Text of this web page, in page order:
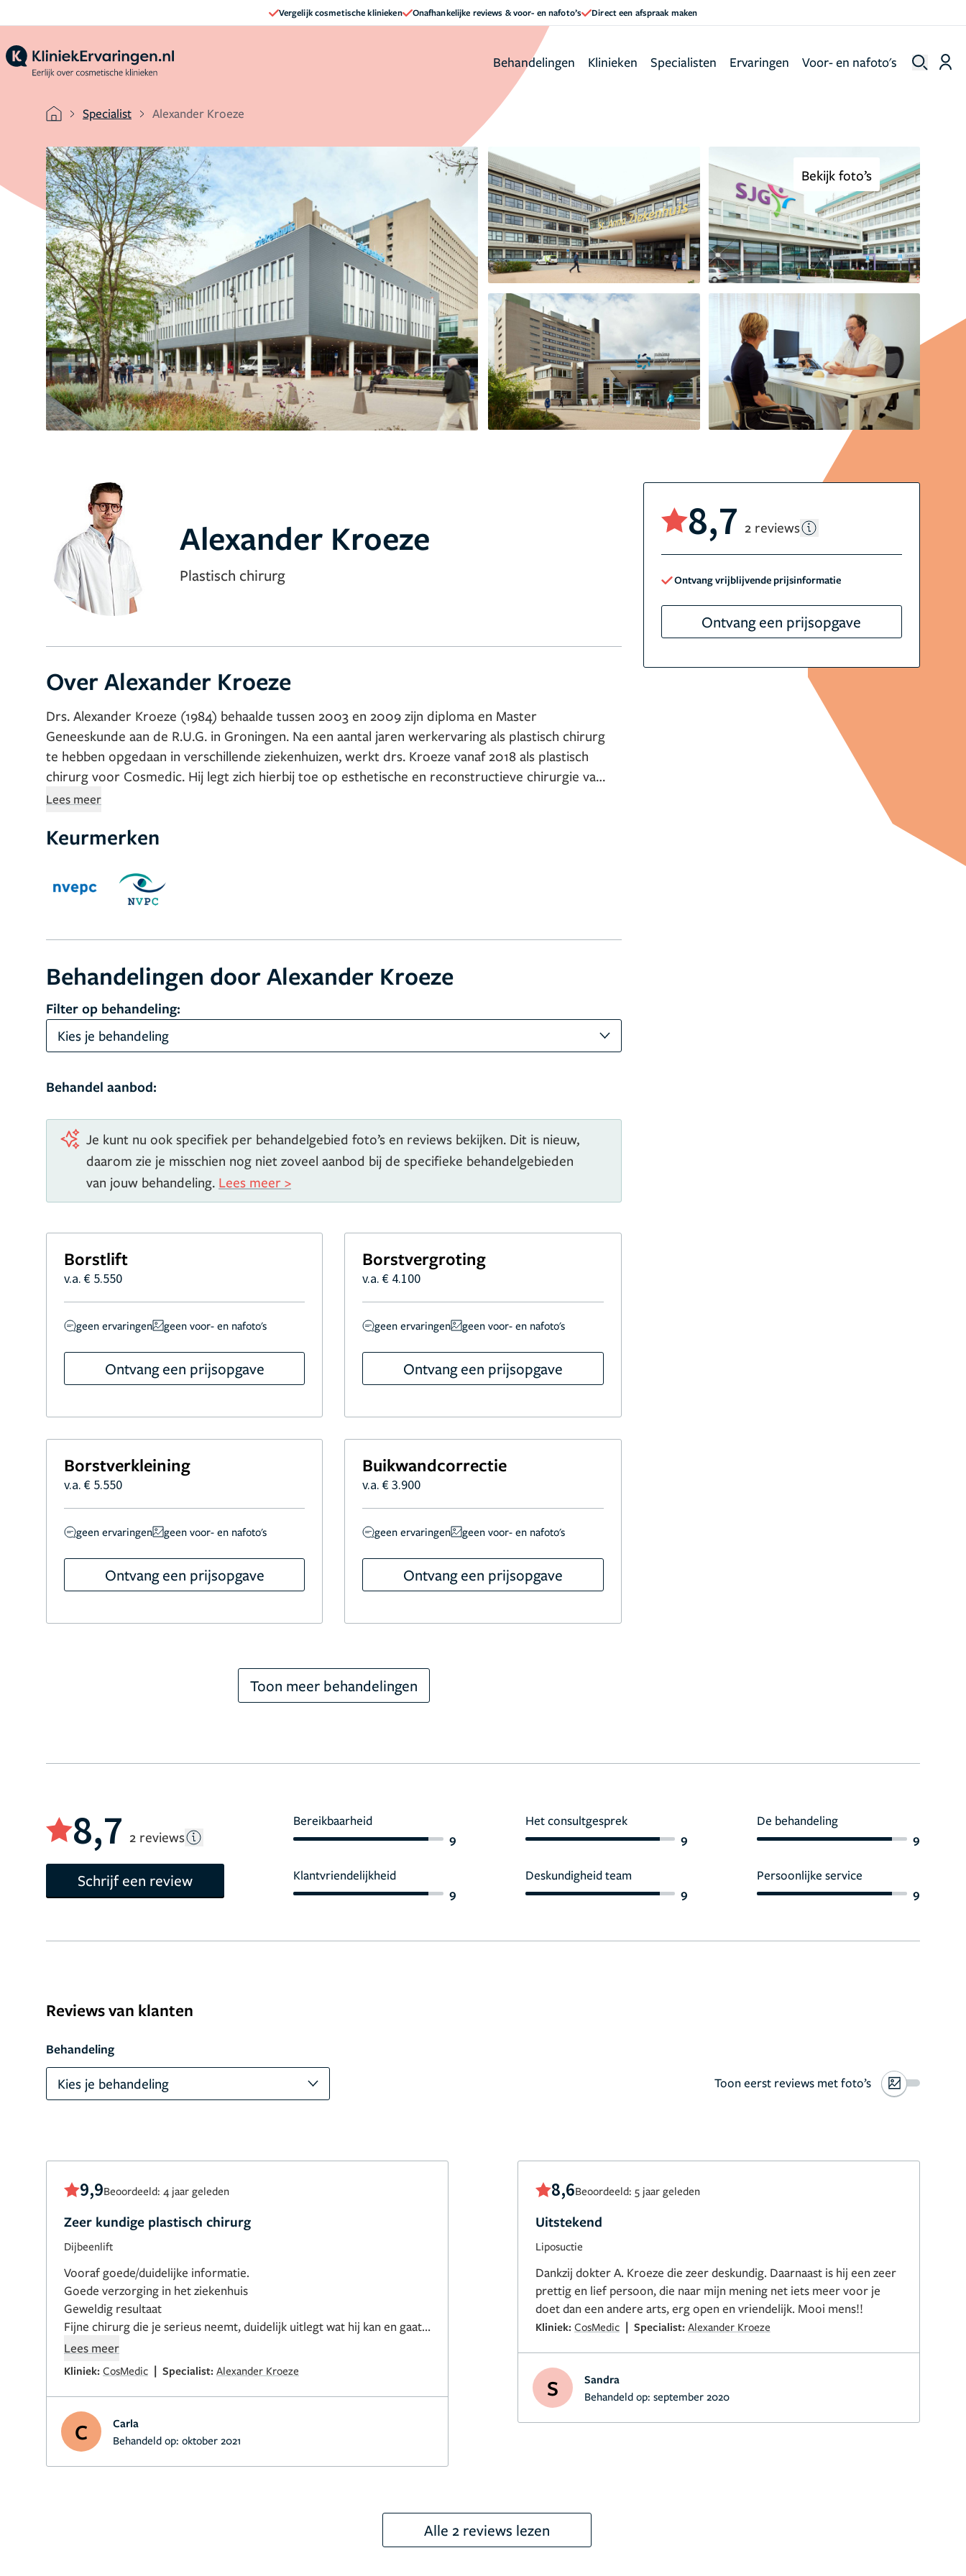
Vergelijk cosmetische klinieken Onafhankelijke reviews & voor- en nafoto’s Direct een afspraak maken
Behandelingen Klinieken Specialisten Ervaringen Voor- en nafoto's
Specialist Alexander Kroeze
Bekijk foto’s
Alexander Kroeze
Plastisch chirurg
8,7 2 reviews
Ontvang vrijblijvende prijsinformatie
Ontvang een prijsopgave
Over Alexander Kroeze
Drs. Alexander Kroeze (1984) behaalde tussen 2003 en 2009 zijn diploma en Master
Geneeskunde aan de R.U.G. in Groningen. Na een aantal jaren werkervaring als plastisch chirurg
te hebben opgedaan in verschillende ziekenhuizen, werkt drs. Kroeze vanaf 2018 als plastisch
chirurg voor Cosmedic. Hij legt zich hierbij toe op esthetische en reconstructieve chirurgie van
het lichaam. Vooral bij patiënten die zijn afgevallen door lifestyle-change of bariatrische-
Lees meer
Keurmerken
Behandelingen door Alexander Kroeze
Filter op behandeling:
Kies je behandeling
Behandel aanbod:
Je kunt nu ook specifiek per behandelgebied foto’s en reviews bekijken. Dit is nieuw,
daarom zie je misschien nog niet zoveel aanbod bij de specifieke behandelgebieden
van jouw behandeling. Lees meer >
Borstlift
v.a. € 5.550
geen ervaringen geen voor- en nafoto's
Ontvang een prijsopgave
Borstvergroting
v.a. € 4.100
geen ervaringen geen voor- en nafoto's
Ontvang een prijsopgave
Borstverkleining
v.a. € 5.550
geen ervaringen geen voor- en nafoto's
Ontvang een prijsopgave
Buikwandcorrectie
v.a. € 3.900
geen ervaringen geen voor- en nafoto's
Ontvang een prijsopgave
Toon meer behandelingen
8,7 2 reviews
Schrijf een review
Bereikbaarheid
9
Klantvriendelijkheid
9
Het consultgesprek
9
Deskundigheid team
9
De behandeling
9
Persoonlijke service
9
Reviews van klanten
Behandeling
Kies je behandeling Toon eerst reviews met foto’s
9,9Beoordeeld: 4 jaar geleden
Zeer kundige plastisch chirurg
Dijbeenlift
Vooraf goede/duidelijke informatie.
Goede verzorging in het ziekenhuis
Geweldig resultaat
Fijne chirurg die je serieus neemt, duidelijk uitlegt wat hij kan en gaat
doen. Iemand bij wie ik me op mijn gemak voelde. Hij neemt ook alle
Ik heb daarna ook nog een armlift en borstlift door dokter Kroeze
laten doen. Ook hierover zeer tevreden.Zelfs mijn fysiotherapeut zei
dat ik toch wel een zeer kundige plastisch chirurg had, hij had zelden
zo’n mooie littekens gezien.
Lees meer
Kliniek: CosMedic | Specialist: Alexander Kroeze
C
Carla
Behandeld op: oktober 2021
8,6Beoordeeld: 5 jaar geleden
Uitstekend
Liposuctie
Dankzij dokter A. Kroeze die zeer deskundig. Daarnaast is hij een zeer
prettig en lief persoon, die naar mijn mening net iets meer voor je
doet dan een andere arts, erg open en vriendelijk. Mooi mens!!
Kliniek: CosMedic | Specialist: Alexander Kroeze
S
Sandra
Behandeld op: september 2020
Alle 2 reviews lezen